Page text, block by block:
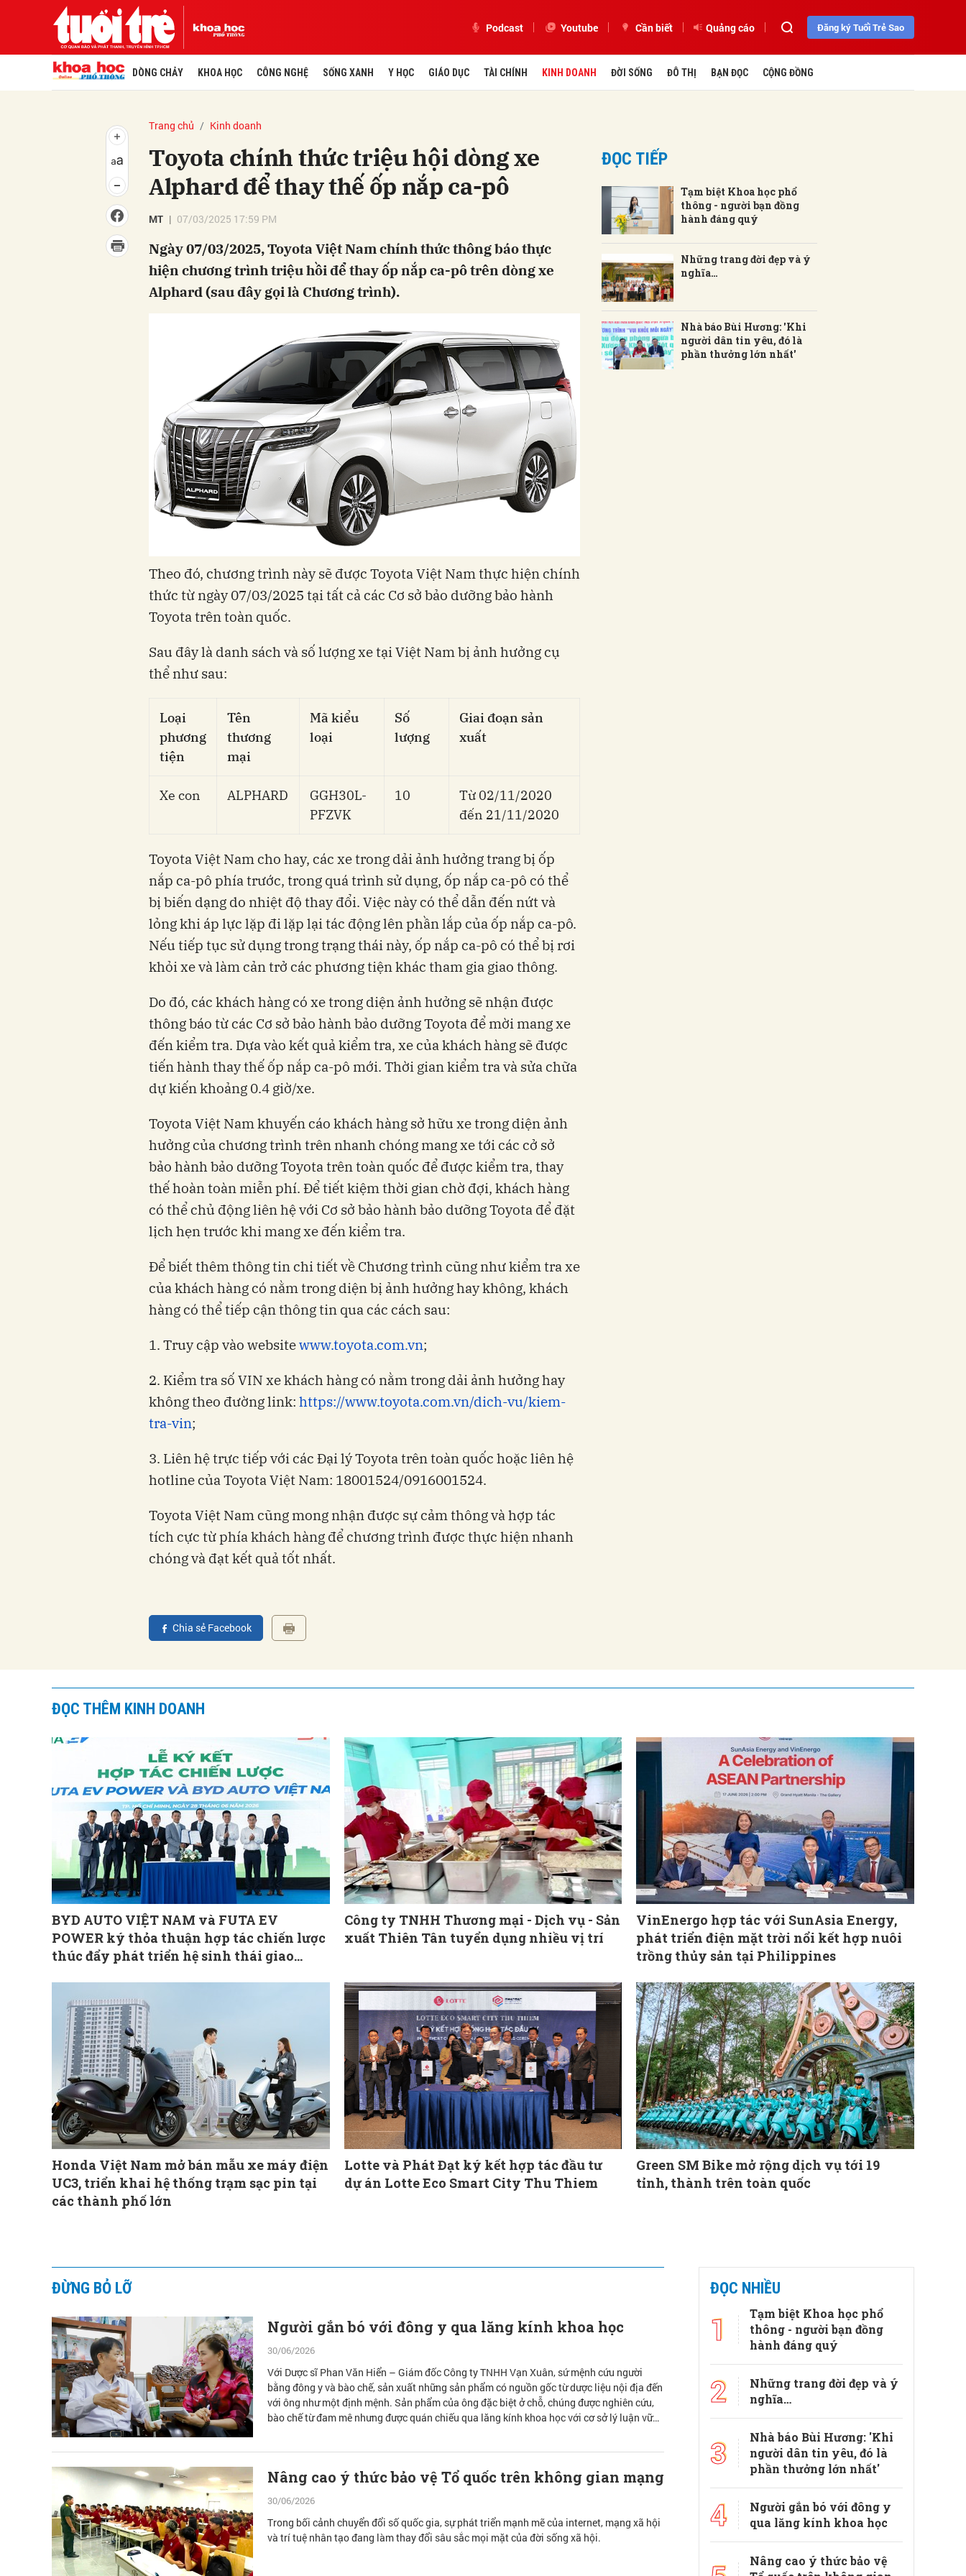
Podcast Youtube Cần biết Quảng cáo Đăng ký Tuổi Trẻ Sao
DÒNG CHẢY KHOA HỌC CÔNG NGHỆ SỐNG XANH Y HỌC GIÁO DỤC TÀI CHÍNH KINH DOANH ĐỜI SỐNG ĐÔ THỊ BẠN ĐỌC CỘNG ĐỒNG
Trang chủ Kinh doanh
Toyota chính thức triệu hội dòng xe
Alphard để thay thế ốp nắp ca-pô
MT 07/03/2025 17:59 PM
Ngày 07/03/2025, Toyota Việt Nam chính thức thông báo thực
hiện chương trình triệu hồi để thay ốp nắp ca-pô trên dòng xe
Alphard (sau đây gọi là Chương trình).
Theo đó, chương trình này sẽ được Toyota Việt Nam thực hiện chính
thức từ ngày 07/03/2025 tại tất cả các Cơ sở bảo dưỡng bảo hành
Toyota trên toàn quốc.
Sau đây là danh sách và số lượng xe tại Việt Nam bị ảnh hưởng cụ
thể như sau:
Loại
phương
tiện
Tên
thương
mại
Mã kiểu
loại
Số
lượng
Giai đoạn sản
xuất
Xe con ALPHARD
GGH30L-
PFZVK
10
Từ 02/11/2020
đến 21/11/2020
Toyota Việt Nam cho hay, các xe trong dải ảnh hưởng trang bị ốp
nắp ca-pô phía trước, trong quá trình sử dụng, ốp nắp ca-pô có thể
bị biến dạng do nhiệt độ thay đổi. Việc này có thể dẫn đến nứt và
lỏng khi áp lực lặp đi lặp lại tác động lên phần lắp của ốp nắp ca-pô.
Nếu tiếp tục sử dụng trong trạng thái này, ốp nắp ca-pô có thể bị rơi
khỏi xe và làm cản trở các phương tiện khác tham gia giao thông.
Do đó, các khách hàng có xe trong diện ảnh hưởng sẽ nhận được
thông báo từ các Cơ sở bảo hành bảo dưỡng Toyota để mời mang xe
đến kiểm tra. Dựa vào kết quả kiểm tra, xe của khách hàng sẽ được
tiến hành thay thế ốp nắp ca-pô mới. Thời gian kiểm tra và sửa chữa
dự kiến khoảng 0.4 giờ/xe.
Toyota Việt Nam khuyến cáo khách hàng sở hữu xe trong diện ảnh
hưởng của chương trình trên nhanh chóng mang xe tới các cở sở
bảo hành bảo dưỡng Toyota trên toàn quốc để được kiểm tra, thay
thế hoàn toàn miễn phí. Để tiết kiệm thời gian chờ đợi, khách hàng
có thể chủ động liên hệ với Cơ sở bảo hành bảo dưỡng Toyota để đặt
lịch hẹn trước khi mang xe đến kiểm tra.
Để biết thêm thông tin chi tiết về Chương trình cũng như kiểm tra xe
của khách hàng có nằm trong diện bị ảnh hưởng hay không, khách
hàng có thể tiếp cận thông tin qua các cách sau:
1. Truy cập vào websitewww.toyota.com.vn;
2. Kiểm tra số VIN xe khách hàng có nằm trong dải ảnh hưởng hay
không theo đường link: https://www.toyota.com.vn/dich-vu/kiem-
tra-vin;
3. Liên hệ trực tiếp với các Đại lý Toyota trên toàn quốc hoặc liên hệ
hotline của Toyota Việt Nam: 18001524/0916001524.
Toyota Việt Nam cũng mong nhận được sự cảm thông và hợp tác
tích cực từ phía khách hàng để chương trình được thực hiện nhanh
chóng và đạt kết quả tốt nhất.
Chia sẻ Facebook
ĐỌC TIẾP
Tạm biệt Khoa học phổ
thông - người bạn đồng
hành đáng quý
Những trang đời đẹp và ý
nghĩa…
Nhà báo Bùi Hương: 'Khi
người dân tin yêu, đó là
phần thưởng lớn nhất'
ĐỌC THÊM KINH DOANH
BYD AUTO VIỆT NAM và FUTA EV
POWER ký thỏa thuận hợp tác chiến lược
thúc đẩy phát triển hệ sinh thái giao
Công ty TNHH Thương mại - Dịch vụ - Sản
xuất Thiên Tân tuyển dụng nhiều vị trí
VinEnergo hợp tác với SunAsia Energy,
phát triển điện mặt trời nổi kết hợp nuôi
trồng thủy sản tại Philippines
Honda Việt Nam mở bán mẫu xe máy điện
UC3, triển khai hệ thống trạm sạc pin tại
các thành phố lớn
Lotte và Phát Đạt ký kết hợp tác đầu tư
dự án Lotte Eco Smart City Thu Thiem
Green SM Bike mở rộng dịch vụ tới 19
tỉnh, thành trên toàn quốc
ĐỪNG BỎ LỠ
Người gắn bó với đông y qua lăng kính khoa học
30/06/2026
Với Dược sĩ Phan Văn Hiển – Giám đốc Công ty TNHH Vạn Xuân, sứ mệnh cứu người
bằng đông y và bào chế, sản xuất những sản phẩm có nguồn gốc từ dược liệu nội địa đến
với ông như một định mệnh. Sản phẩm của ông đặc biệt ở chỗ, chúng được nghiên cứu,
bào chế từ đam mê nhưng được quán chiếu qua lăng kính khoa học với cơ sở lý luận vững
Nâng cao ý thức bảo vệ Tổ quốc trên không gian mạng
30/06/2026
Trong bối cảnh chuyển đổi số quốc gia, sự phát triển mạnh mẽ của internet, mạng xã hội
và trí tuệ nhân tạo đang làm thay đổi sâu sắc mọi mặt của đời sống xã hội.
ĐỌC NHIỀU
1
Tạm biệt Khoa học phổ
thông - người bạn đồng
hành đáng quý
2
Những trang đời đẹp và ý
nghĩa…
3
Nhà báo Bùi Hương: 'Khi
người dân tin yêu, đó là
phần thưởng lớn nhất'
4
Người gắn bó với đông y
qua lăng kính khoa học
Nâng cao ý thức bảo vệ